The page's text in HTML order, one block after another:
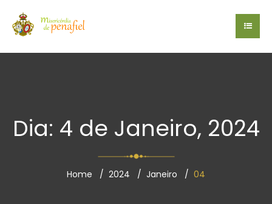
Dia: 4 de Janeiro, 2024
Home 2024 Janeiro 04